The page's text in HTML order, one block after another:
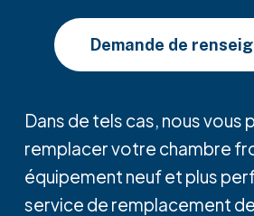
Demande de
Dans de tels cas, nous vous
remplacer votre chambre
équipement neuf et plus
service de remplacement